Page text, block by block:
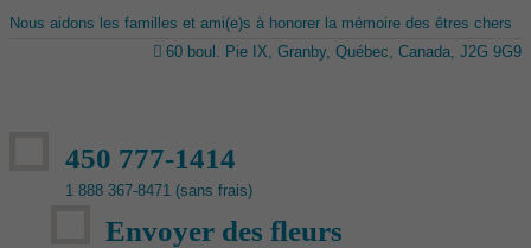
Nous aidons les familles et ami(e)s à honorer la mémoire des êtres chers
60 boul. Pie IX, Granby, Québec, Canada, J2G 9G9
450 777-1414
1 888 367-8471 (sans frais)
Envoyer des fleurs